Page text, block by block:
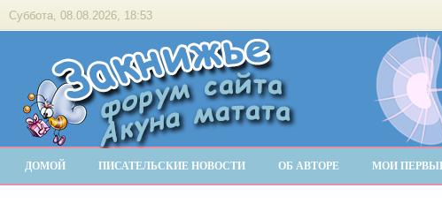
Суббота, 08.08.2026, 18:53
ДОМОЙ ПИСАТЕЛЬСКИЕ НОВОСТИ ОБ АВТОРЕ МОИ